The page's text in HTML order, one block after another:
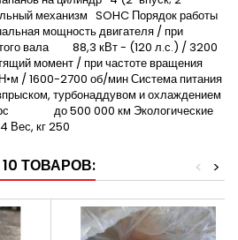
механизм SOHC Порядок работы
мощность двигателя / при
вала 88,3 кВт - (120 л.с.) / 3200
момент / при частоте вращения
/ 1600-2700 об/мин Система питания
турбонаддувом и охлаждением
до 500 000 км Экологические
кг 250
ТОВАРОВ: >
<